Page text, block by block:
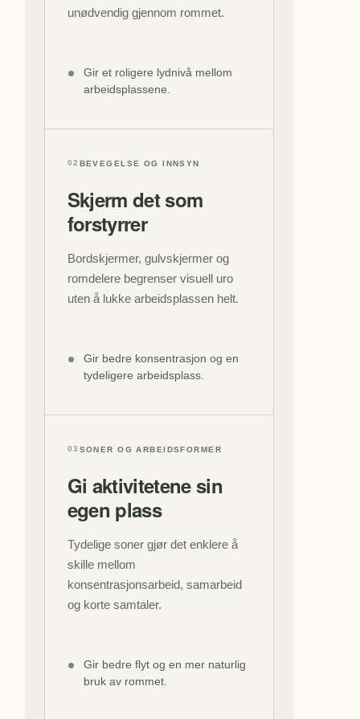
unødvendig gjennom rommet.
Gir et roligere lydnivå mellom
arbeidsplassene.
02 BEVEGELSE OG INNSYN
Skjerm det som
forstyrrer
Bordskjermer, gulvskjermer og
romdelere begrenser visuell uro
uten å lukke arbeidsplassen helt.
Gir bedre konsentrasjon og en
tydeligere arbeidsplass.
03 SONER OG ARBEIDSFORMER
Gi aktivitetene sin
egen plass
Tydelige soner gjør det enklere å
skille mellom
konsentrasjonsarbeid, samarbeid
og korte samtaler.
Gir bedre flyt og en mer naturlig
bruk av rommet.